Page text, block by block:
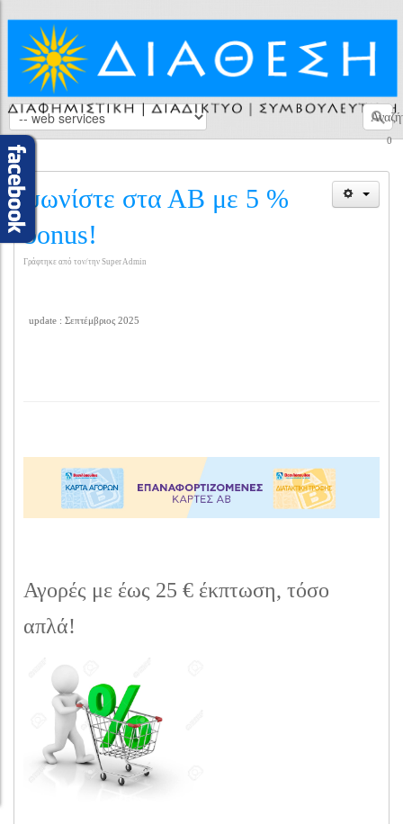
0
ψωνίστε στα ΑΒ με 5 %
bonus!
Γράφτηκε από τον/την Super Admin
update : Σεπτέμβριος 2025
Αγορές με έως 25 € έκπτωση, τόσο
απλά!